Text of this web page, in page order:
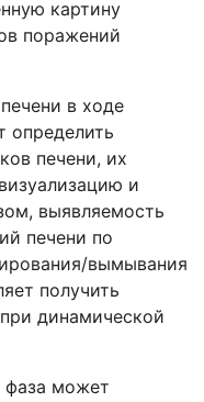
картину
поражений
в ходе
определить
печени, их
и
выявляемость
печени по
вымывания
получить
динамической
фаза может